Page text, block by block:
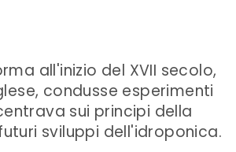
all'inizio del XVII secolo,
condusse esperimenti
sui principi della
sviluppi dell'idroponica.